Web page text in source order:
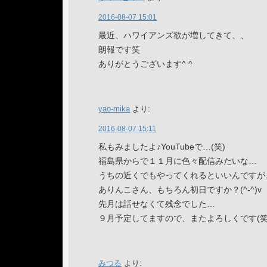
2016-08-07 15:01
最近、ハワイアンズ欲が増してきて、、
朗報です笑
ありがとうございます^ ^
yao-mika より:
2016-08-07 15:11
私もみましたよ♪YouTubeで…(笑)
福島県からで１１月に色々配信みたいな…
うちの近くでもやってくれるといいんです
ありんこさん、もちろん初日ですか？(^-^)v
先月は話せなくて残念でした…
９月予定してますので、またよろしくです(
みつる より: